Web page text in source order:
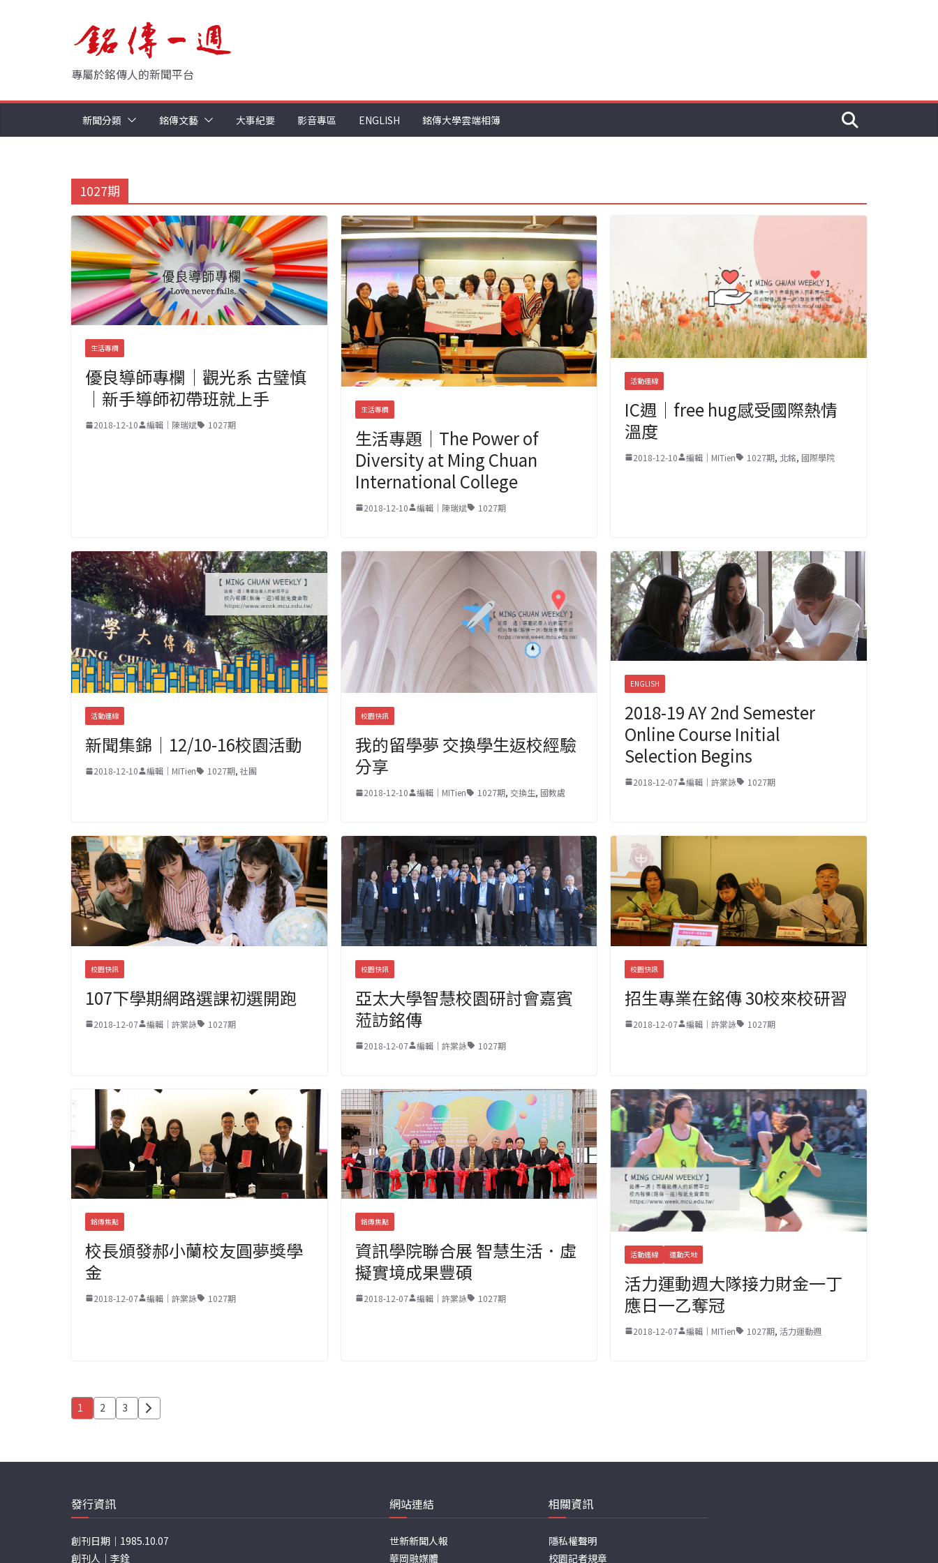
專屬於銘傳人的新聞平台
新聞分類 銘傳文藝 大事紀要 影音專區 ENGLISH 銘傳大學雲端相簿
1027期
生活專欄
優良導師專欄｜觀光系 古璧慎
｜新手導師初帶班就上手
2018-12-10 編輯｜陳瑞斌 1027期
生活專欄
生活專題｜The Power of
Diversity at Ming Chuan
International College
2018-12-10 編輯｜陳瑞斌 1027期
活動連線
IC週｜free hug感受國際熱情
溫度
2018-12-10 編輯｜MITien 1027期, 北銘, 國際學院
活動連線
新聞集錦｜12/10-16校園活動
2018-12-10 編輯｜MITien 1027期, 社團
校園快訊
我的留學夢 交換學生返校經驗
分享
2018-12-10 編輯｜MITien 1027期, 交換生, 國教處
ENGLISH
2018-19 AY 2nd Semester
Online Course Initial
Selection Begins
2018-12-07 編輯｜許棠詠 1027期
校園快訊
107下學期網路選課初選開跑
2018-12-07 編輯｜許棠詠 1027期
校園快訊
亞太大學智慧校園研討會嘉賓
蒞訪銘傳
2018-12-07 編輯｜許棠詠 1027期
校園快訊
招生專業在銘傳 30校來校研習
2018-12-07 編輯｜許棠詠 1027期
銘傳焦點
校長頒發郝小蘭校友圓夢獎學
金
2018-12-07 編輯｜許棠詠 1027期
銘傳焦點
資訊學院聯合展 智慧生活．虛
擬實境成果豐碩
2018-12-07 編輯｜許棠詠 1027期
活動連線 運動天地
活力運動週大隊接力財金一丁
應日一乙奪冠
2018-12-07 編輯｜MITien 1027期,活力運動週
文
分
頁
1 2 3
發行資訊
創刊日期｜1985.10.07
創刊人｜李銓
網站連結
世新新聞人報
華岡融媒體
相關資訊
隱私權聲明
校園記者規章